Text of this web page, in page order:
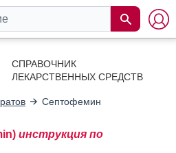
СПРАВОЧНИК
ЛЕКАРСТВЕННЫХ СРЕДСТВ
Септофемин
инструкция по